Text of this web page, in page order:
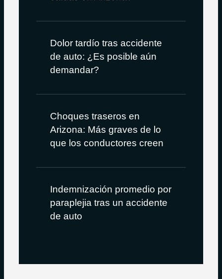
Dolor tardío tras accidente
de auto: ¿Es posible aún
demandar?
Choques traseros en
Arizona: Más graves de lo
que los conductores creen
Indemnización promedio por
paraplejia tras un accidente
de auto